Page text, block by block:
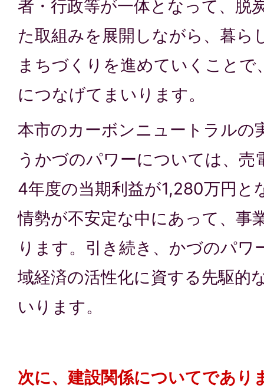
者・行政等が一体となって、脱
た取組みを展開しながら、暮ら
まちづくりを進めていくことで
につなげてまいります。
本市のカーボンニュートラルの
うかづのパワーについては、売
4年度の当期利益が1,280万円と
情勢が不安定な中にあって、事
ります。引き続き、かづのパワ
域経済の活性化に資する先駆的
いります。
次に、建設関係についてであり